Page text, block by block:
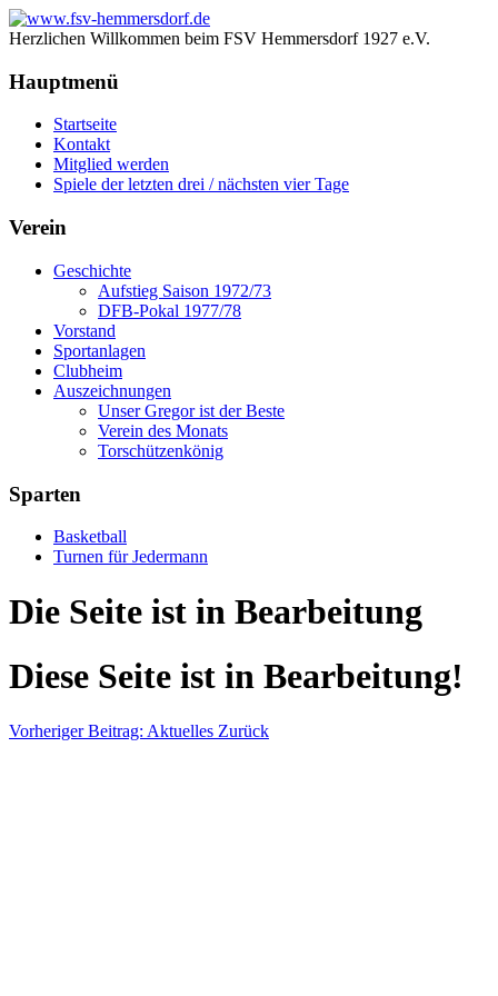
Herzlichen Willkommen beim FSV Hemmersdorf 1927 e.V.
Hauptmenü
Startseite
Kontakt
Mitglied werden
Spiele der letzten drei / nächsten vier Tage
Verein
Geschichte
Aufstieg Saison 1972/73
DFB-Pokal 1977/78
Vorstand
Sportanlagen
Clubheim
Auszeichnungen
Unser Gregor ist der Beste
Verein des Monats
Torschützenkönig
Sparten
Basketball
Turnen für Jedermann
Die Seite ist in Bearbeitung
Diese Seite ist in Bearbeitung!
Vorheriger Beitrag: Aktuelles Zurück